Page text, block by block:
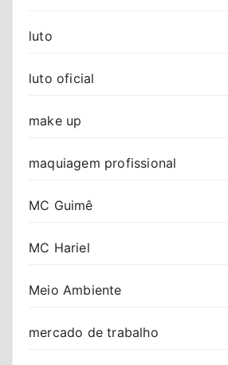
luto
luto oficial
make up
maquiagem profissional
MC Guimê
MC Hariel
Meio Ambiente
mercado de trabalho